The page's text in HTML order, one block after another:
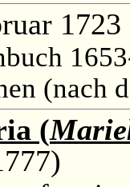
1723
(nach
(